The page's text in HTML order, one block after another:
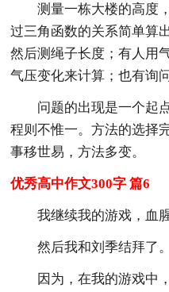
测量一栋大楼的高度
过三角函数的关系简单算
然后测绳子长度；有人用
气压变化来计算；也有
问题的出现是一个起
程则不惟一。方法的选择
事移世易，方法多变。
优秀高中作文300字 篇6
我继续我的游戏，血
然后我和刘季结拜了。
因为，在我的游戏中